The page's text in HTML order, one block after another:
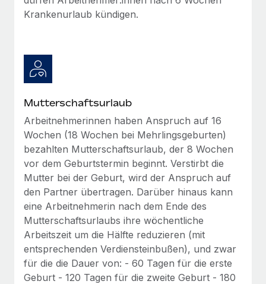
Mehr erfahren
Krankenurlaub kündigen.
Mutterschaftsurlaub
Arbeitnehmerinnen haben Anspruch auf 16
Wochen (18 Wochen bei Mehrlingsgeburten)
bezahlten Mutterschaftsurlaub, der 8 Wochen
vor dem Geburtstermin beginnt. Verstirbt die
Mutter bei der Geburt, wird der Anspruch auf
den Partner übertragen. Darüber hinaus kann
eine Arbeitnehmerin nach dem Ende des
Mutterschaftsurlaubs ihre wöchentliche
Arbeitszeit um die Hälfte reduzieren (mit
entsprechenden Verdiensteinbußen), und zwar
für die die Dauer von: - 60 Tagen für die erste
Geburt - 120 Tagen für die zweite Geburt - 180